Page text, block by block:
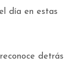
día en estas
detrás